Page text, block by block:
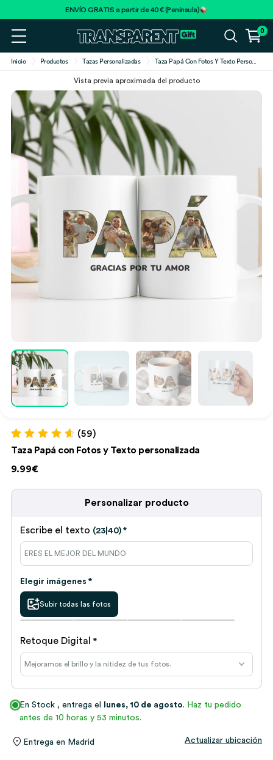
ENVÍO GRATIS a partir de 40€ (Península)
0
Inicio Productos Tazas Personalizadas Taza Papá Con Fotos Y Texto Perso...
Vista previa aproximada del producto
Valorado con
de 5 en
base a
59
de clientes
(59)
Taza Papá con Fotos y Texto personalizada
9.99€
Personalizar producto
Escribe el texto (23|40) *
Elegir imágenes *
Subir todas las fotos
Retoque Digital *
En Stock , entrega el lunes, 10 de agosto. Haz tu pedido
antes de 10 horas y 53 minutos.
Entrega en Madrid Actualizar ubicación